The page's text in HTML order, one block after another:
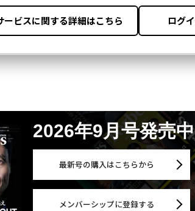
2026年9月号発売中
最新号の購入はこちらから
メンバーシップに登録する